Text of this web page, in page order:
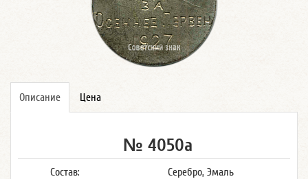
Описание Цена
№ 4050а
Состав: Серебро, Эмаль